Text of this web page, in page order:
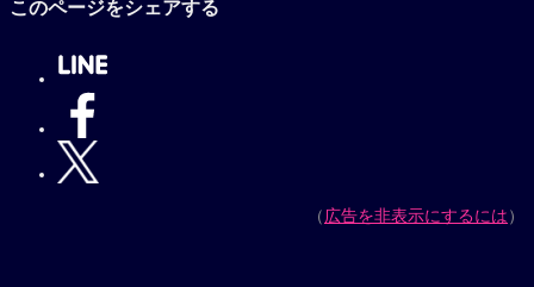
このページをシェアする
（広告を非表示にするには）